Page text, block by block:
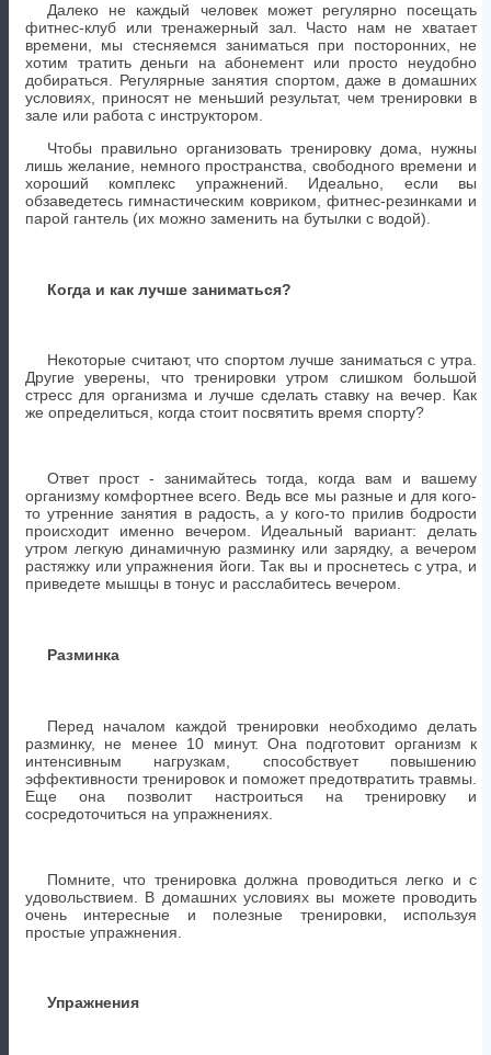
Далеко не каждый человек может регулярно посещать
фитнес-клуб или тренажерный зал. Часто нам не хватает
времени, мы стесняемся заниматься при посторонних, не
хотим тратить деньги на абонемент или просто неудобно
добираться. Регулярные занятия спортом, даже в домашних
условиях, приносят не меньший результат, чем тренировки в
зале или работа с инструктором.
Чтобы правильно организовать тренировку дома, нужны
лишь желание, немного пространства, свободного времени и
хороший комплекс упражнений. Идеально, если вы
обзаведетесь гимнастическим ковриком, фитнес-резинками и
парой гантель (их можно заменить на бутылки с водой).
Когда и как лучше заниматься?
Некоторые считают, что спортом лучше заниматься с утра.
Другие уверены, что тренировки утром слишком большой
стресс для организма и лучше сделать ставку на вечер. Как
же определиться, когда стоит посвятить время спорту?
Ответ прост - занимайтесь тогда, когда вам и вашему
организму комфортнее всего. Ведь все мы разные и для кого-
то утренние занятия в радость, а у кого-то прилив бодрости
происходит именно вечером. Идеальный вариант: делать
утром легкую динамичную разминку или зарядку, а вечером
растяжку или упражнения йоги. Так вы и проснетесь с утра, и
приведете мышцы в тонус и расслабитесь вечером.
Разминка
Перед началом каждой тренировки необходимо делать
разминку, не менее 10 минут. Она подготовит организм к
интенсивным нагрузкам, способствует повышению
эффективности тренировок и поможет предотвратить травмы.
Еще она позволит настроиться на тренировку и
сосредоточиться на упражнениях.
Помните, что тренировка должна проводиться легко и с
удовольствием. В домашних условиях вы можете проводить
очень интересные и полезные тренировки, используя
простые упражнения.
Упражнения